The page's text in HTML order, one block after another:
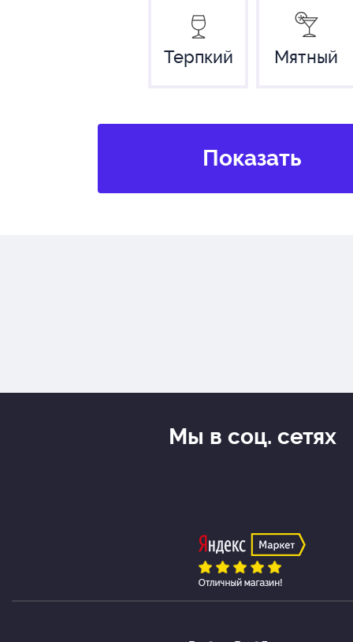
Терпкий Мятный
Мы в соц. сетях